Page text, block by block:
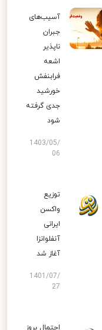
آسیب‌های
جبران
ناپذیر
اشعه
فرابنفش
خورشید
جدی گرفته
شود
1403/05/
06
توزیع
واکسن
ایرانی
آنفلوانزا
آغاز شد
1401/07/
27
احتمال بروز